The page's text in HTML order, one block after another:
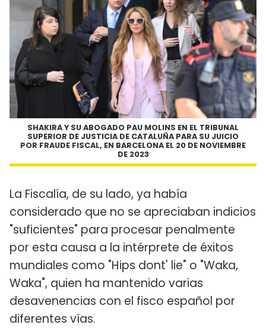
SHAKIRA Y SU ABOGADO PAU MOLINS EN EL TRIBUNAL
SUPERIOR DE JUSTICIA DE CATALUÑA PARA SU JUICIO
POR FRAUDE FISCAL, EN BARCELONA EL 20 DE NOVIEMBRE
DE 2023
La Fiscalía, de su lado, ya había
considerado que no se apreciaban indicios
"suficientes" para procesar penalmente
por esta causa a la intérprete de éxitos
mundiales como "Hips dont' lie" o "Waka,
Waka", quien ha mantenido varias
desavenencias con el fisco español por
diferentes vías.